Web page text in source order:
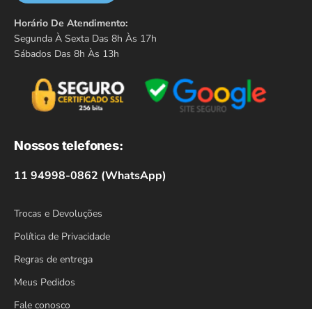
Horário De Atendimento:
Segunda À Sexta Das 8h Às 17h
Sábados Das 8h Às 13h
Nossos telefones:
11 94998-0862 (WhatsApp)
Trocas e Devoluções
Política de Privacidade
Regras de entrega
Meus Pedidos
Fale conosco